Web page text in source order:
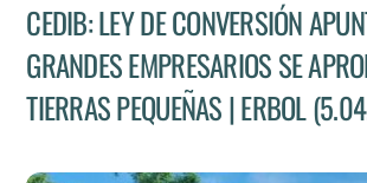
CEDIB: LEY DE CONVERSIÓN
GRANDES EMPRESARIOS SE
TIERRAS PEQUEÑAS | ERBOL